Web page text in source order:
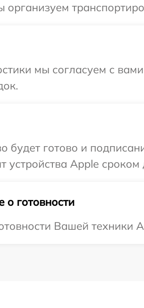
мы согласуем с
будет готово и
устройства Apple сроком
готовности
Вашей техники